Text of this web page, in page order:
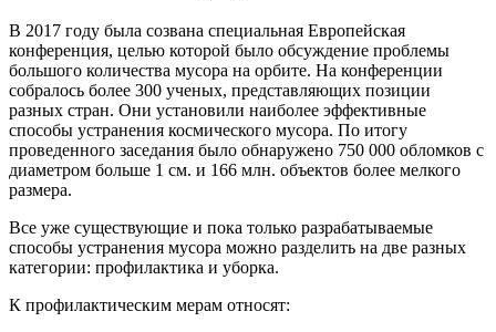
В 2017 году была созвана специальная Европейская
конференция, целью которой было обсуждение проблемы
большого количества мусора на орбите. На конференции
собралось более 300 ученых, представляющих позиции
разных стран. Они установили наиболее эффективные
способы устранения космического мусора. По итогу
проведенного заседания было обнаружено 750 000 обломков с
диаметром больше 1 см. и 166 млн. объектов более мелкого
размера.
Все уже существующие и пока только разрабатываемые
способы устранения мусора можно разделить на две разных
категории: профилактика и уборка.
К профилактическим мерам относят: